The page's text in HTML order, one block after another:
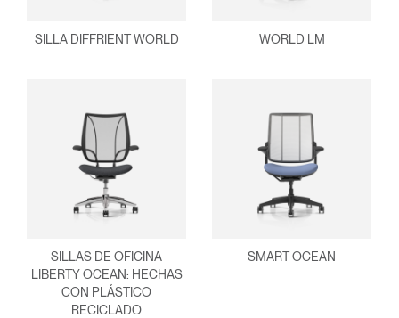
SILLA DIFFRIENT WORLD WORLD LM
SILLAS DE OFICINA
LIBERTY OCEAN: HECHAS
CON PLÁSTICO
RECICLADO
SMART OCEAN